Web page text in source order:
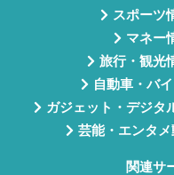
スポーツ
マネー
旅行・観光
自動車・バ
ガジェット・デジタ
芸能・エンタ
関連サ